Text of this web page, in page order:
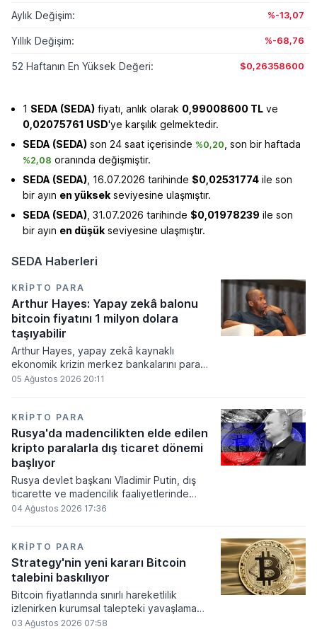
Aylık Değişim: %-13,07
Yıllık Değişim: %-68,76
52 Haftanın En Yüksek Değeri: $0,26358600
1 SEDA (SEDA) fiyatı, anlık olarak 0,99008600 TL ve
0,02075761 USD'ye karşılık gelmektedir.
SEDA (SEDA) son 24 saat içerisinde %0,20 , son bir haftada
%2,08 oranında değişmiştir.
SEDA (SEDA) , 16.07.2026 tarihinde $0,02531774 ile son
bir ayın en yüksek seviyesine ulaşmıştır.
SEDA (SEDA) , 31.07.2026 tarihinde $0,01978239 ile son
bir ayın en düşük seviyesine ulaşmıştır.
SEDA Haberleri
KRIPTO PARA
Arthur Hayes: Yapay zekâ balonu
bitcoin fiyatını 1 milyon dolara
taşıyabilir
Arthur Hayes, yapay zekâ kaynaklı
ekonomik krizin merkez bankalarını para
basmaya zorlayacağını ve bu durumun
kayıplarının tetikleyeceği kredi krizinin
küresel likidite artışına yol açacağını belirtti
ve bitcoinin bu süreçte en hızlı tepki veren
varlık olacağı vurguladı.
05 Ağustos 2026 20:11
KRIPTO PARA
Rusya'da madencilikten elde edilen
kripto paralarla dış ticaret dönemi
başlıyor
Rusya devlet başkanı Vladimir Putin, dış
ticarette ve madencilik faaliyetlerinde
kripto varlıkların kullanımına onay veren
elde edilen dijital paraların belirli şartlar
altında dolaşımına ve menkul kıymet
alımlarında kullanılmasına olanak sağlanıyor.
04 Ağustos 2026 17:36
KRIPTO PARA
Strategy'nin yeni kararı Bitcoin
talebini baskılıyor
Bitcoin fiyatlarında sınırlı hareketlilik
izlenirken kurumsal talepteki yavaşlama
piyasa dinamiklerini etkiliyor. ABD Merkez
03 Ağustos 2026 07:58